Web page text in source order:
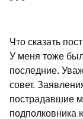
Что сказать
У меня тоже
последние.
совет.
пострадавшие
подполковника